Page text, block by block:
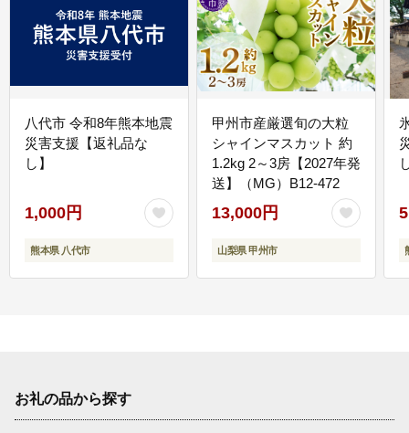
八代市 令和8年熊本地震
災害支援【返礼品な
し】
1,000円
熊本県 八代市
甲州市産厳選旬の大粒
シャインマスカット 約
1.2kg 2～3房【2027年発
送】（MG）B12-472
13,000円
山梨県 甲州市
お礼の品から探す